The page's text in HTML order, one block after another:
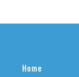
Home